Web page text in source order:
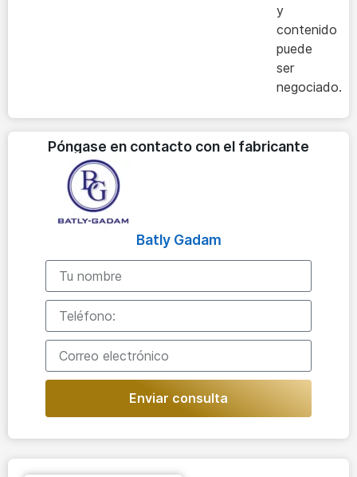
y
contenido
puede
ser
negociado.
Póngase en contacto con el fabricante
Batly Gadam
Enviar consulta